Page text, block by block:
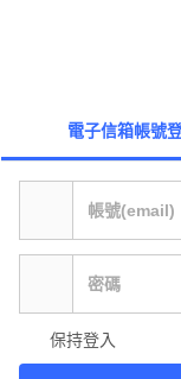
電子信箱帳號
保持登入